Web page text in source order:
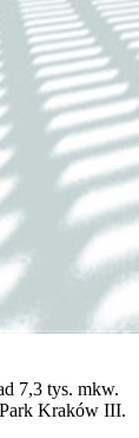
7,3 tys. mkw.
Kraków III.